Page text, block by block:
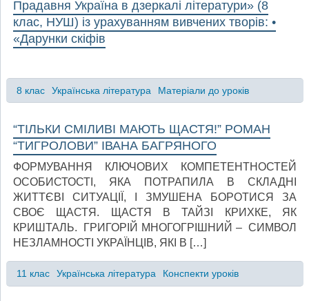
Прадавня Україна в дзеркалі літератури» (8
клас, НУШ) із урахуванням вивчених творів: •
«Дарунки скіфів
8 клас Українська література Матеріали до уроків
“ТІЛЬКИ СМІЛИВІ МАЮТЬ ЩАСТЯ!” РОМАН
“ТИГРОЛОВИ” ІВАНА БАГРЯНОГО
ФОРМУВАННЯ КЛЮЧОВИХ КОМПЕТЕНТНОСТЕЙ
ОСОБИСТОСТІ, ЯКА ПОТРАПИЛА В СКЛАДНІ
ЖИТТЄВІ СИТУАЦІЇ, І ЗМУШЕНА БОРОТИСЯ ЗА
СВОЄ ЩАСТЯ. ЩАСТЯ В ТАЙЗІ КРИХКЕ, ЯК
КРИШТАЛЬ. ГРИГОРІЙ МНОГОГРІШНИЙ – СИМВОЛ
НЕЗЛАМНОСТІ УКРАЇНЦІВ, ЯКІ В […]
11 клас Українська література Конспекти уроків